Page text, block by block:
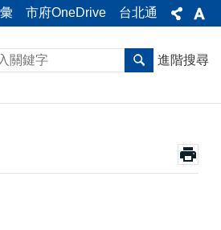
市府OneDrive 台北通
進階搜尋